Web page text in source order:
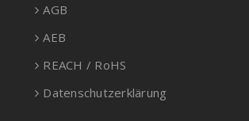
AGB
AEB
REACH / RoHS
Datenschutzerklärung